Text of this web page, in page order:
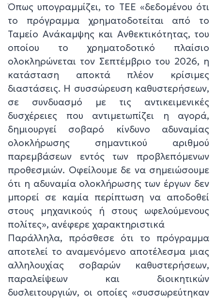
Όπως υπογραμμίζει, το ΤΕΕ «δεδομένου ότι
το πρόγραμμα χρηματοδοτείται από το
Ταμείο Ανάκαμψης και Ανθεκτικότητας, του
οποίου το χρηματοδοτικό πλαίσιο
ολοκληρώνεται τον Σεπτέμβριο του 2026, η
κατάσταση αποκτά πλέον κρίσιμες
διαστάσεις. Η συσσώρευση καθυστερήσεων,
σε συνδυασμό με τις αντικειμενικές
δυσχέρειες που αντιμετωπίζει η αγορά,
δημιουργεί σοβαρό κίνδυνο αδυναμίας
ολοκλήρωσης σημαντικού αριθμού
παρεμβάσεων εντός των προβλεπόμενων
προθεσμιών. Οφείλουμε δε να σημειώσουμε
ότι η αδυναμία ολοκλήρωσης των έργων δεν
μπορεί σε καμία περίπτωση να αποδοθεί
στους μηχανικούς ή στους ωφελούμενους
πολίτες», ανέφερε χαρακτηριστικά
Παράλληλα, πρόσθεσε ότι το πρόγραμμα
αποτελεί το αναμενόμενο αποτέλεσμα μιας
αλληλουχίας σοβαρών καθυστερήσεων,
παραλείψεων και διοικητικών
δυσλειτουργιών, οι οποίες «συσσωρεύτηκαν